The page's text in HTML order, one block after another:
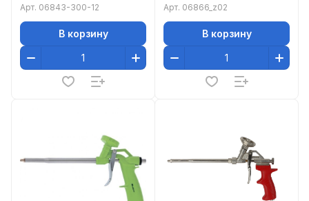
Арт. 06843-300-12
В корзину
Арт. 06866_z02
В корзину